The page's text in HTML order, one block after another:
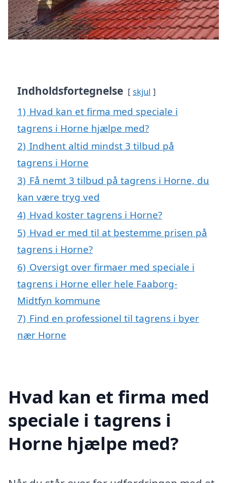
Indholdsfortegnelse skjul
1) Hvad kan et firma med speciale i
tagrens i Horne hjælpe med?
2) Indhent altid mindst 3 tilbud på
tagrens i Horne
3) Få nemt 3 tilbud på tagrens i Horne, du
kan være tryg ved
4) Hvad koster tagrens i Horne?
5) Hvad er med til at bestemme prisen på
tagrens i Horne?
6) Oversigt over firmaer med speciale i
tagrens i Horne eller hele Faaborg-
Midtfyn kommune
7) Find en professionel til tagrens i byer
nær Horne
Hvad kan et firma med
speciale i tagrens i
Horne hjælpe med?